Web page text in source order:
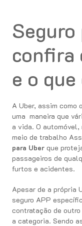
Seguro
confira
e o
A Uber, assim
uma maneira que
a vida. O
meio de trabalho
para Uber que
passageiros de
furtos e acidentes.
Apesar de a própria
seguro APP
contratação de
a categoria. Sendo